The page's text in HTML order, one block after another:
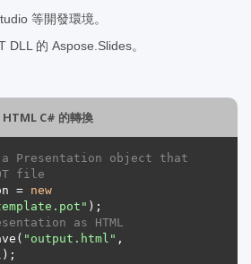
等開發環境。
DLL 的 Aspose.Slides。
HTML C# 的轉換
Presentation object that
file
= new
as HTML
"output.html" ,